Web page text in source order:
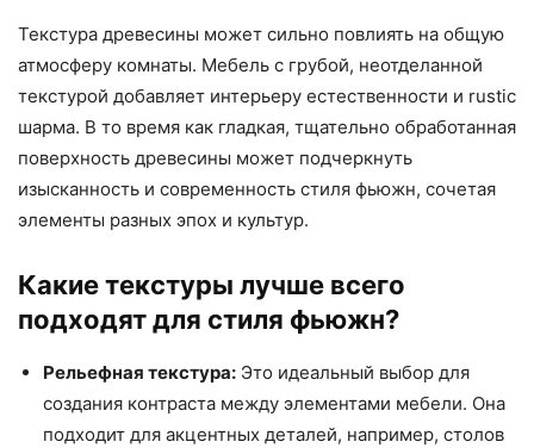
Текстура древесины может сильно повлиять на общую
атмосферу комнаты. Мебель с грубой, неотделанной
текстурой добавляет интерьеру естественности и rustic
шарма. В то время как гладкая, тщательно обработанная
поверхность древесины может подчеркнуть
изысканность и современность стиля фьюжн, сочетая
элементы разных эпох и культур.
Какие текстуры лучше всего
подходят для стиля фьюжн?
Рельефная текстура: Это идеальный выбор для
создания контраста между элементами мебели. Она
подходит для акцентных деталей, например, столов